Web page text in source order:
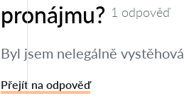
pronájmu? 1 odpověď
Byl jsem nelegálně
Přejít na odpověď